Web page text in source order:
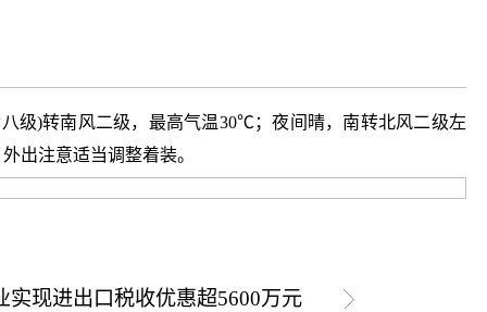
级)转南风二级，最高气温30℃；夜间晴，南转北风二级左
出注意适当调整着装。
实现进出口税收优惠超5600万元